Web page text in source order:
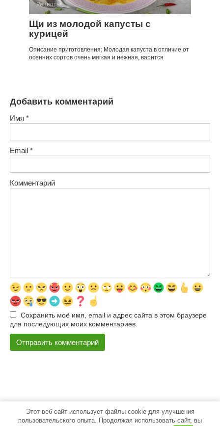
Рецепты
Щи из молодой капусты с
курицей
Описание приготовления: Молодая капуста в отличие от
осенних сортов очень мягкая и нежная, варится
Добавить комментарий
Имя *
Email *
Комментарий
Сохранить моё имя, email и адрес сайта в этом браузере
для последующих моих комментариев.
© 2026 500pokupok
Этот веб-сайт использует файлы cookie для улучшения
пользовательского опыта. Продолжая использовать сайт, вы